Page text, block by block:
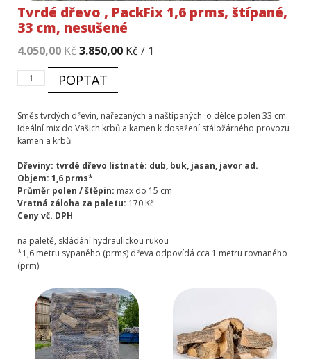
Tvrdé dřevo , PackFix 1,6 prms, štípané,
33 cm, nesušené
4.050,00KčPůvodní
cena
byla:
3.850,00 Kč Aktuální
/ 1
Tvrdé
dřevo
PackFix
1,6
prms,
33
cm,
nesušené
množství
POPTAT
Směs tvrdých dřevin, nařezaných a naštípaných o délce polen 33 cm.
Ideální mix do Vašich krbů a kamen k dosažení stáložárného provozu
kamen a krbů
Dřeviny: tvrdé dřevo listnaté: dub, buk, jasan, javor ad.
Objem: 1,6 prms*
Průměr polen / štěpin: max do 15 cm
Vratná záloha za paletu: 170 Kč
Ceny vč. DPH
na paletě, skládání hydraulickou rukou
*1,6 metru sypaného (prms) dřeva odpovídá cca 1 metru rovnaného
(prm)